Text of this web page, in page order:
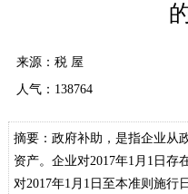
来源： 税 屋
人气： 138764
摘要：政府补助，是指企业从
资产。企业对2017年1月1日存
对2017年1月1日至本准则施行